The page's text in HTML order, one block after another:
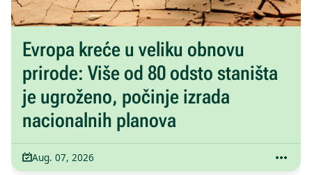
Evropa kreće u veliku obnovu
prirode: Više od 80 odsto staništa
je ugroženo, počinje izrada
nacionalnih planova
Aug. 07, 2026